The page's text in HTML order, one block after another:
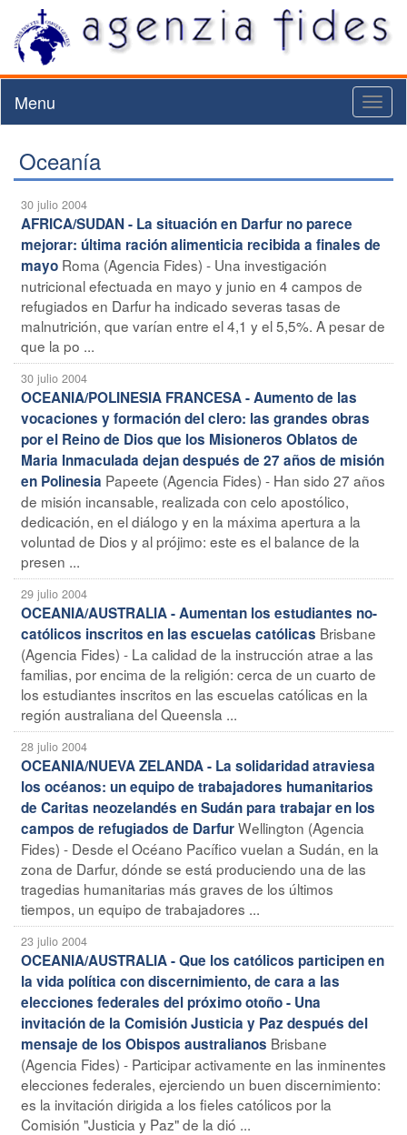
Menu
Oceanía
30 julio 2004
AFRICA/SUDAN - La situación en Darfur no parece
mejorar: última ración alimenticia recibida a finales de
mayo Roma (Agencia Fides) - Una investigación
nutricional efectuada en mayo y junio en 4 campos de
refugiados en Darfur ha indicado severas tasas de
malnutrición, que varían entre el 4,1 y el 5,5%. A pesar de
que la po ...
30 julio 2004
OCEANIA/POLINESIA FRANCESA - Aumento de las
vocaciones y formación del clero: las grandes obras
por el Reino de Dios que los Misioneros Oblatos de
Maria Inmaculada dejan después de 27 años de misión
en Polinesia Papeete (Agencia Fides) - Han sido 27 años
de misión incansable, realizada con celo apostólico,
dedicación, en el diálogo y en la máxima apertura a la
voluntad de Dios y al prójimo: este es el balance de la
presen ...
29 julio 2004
OCEANIA/AUSTRALIA - Aumentan los estudiantes no-
católicos inscritos en las escuelas católicas Brisbane
(Agencia Fides) - La calidad de la instrucción atrae a las
familias, por encima de la religión: cerca de un cuarto de
los estudiantes inscritos en las escuelas católicas en la
región australiana del Queensla ...
28 julio 2004
OCEANIA/NUEVA ZELANDA - La solidaridad atraviesa
los océanos: un equipo de trabajadores humanitarios
de Caritas neozelandés en Sudán para trabajar en los
campos de refugiados de DarfurWellington (Agencia
Fides) - Desde el Océano Pacífico vuelan a Sudán, en la
zona de Darfur, dónde se está produciendo una de las
tragedias humanitarias más graves de los últimos
tiempos, un equipo de trabajadores ...
23 julio 2004
OCEANIA/AUSTRALIA - Que los católicos participen en
la vida política con discernimiento, de cara a las
elecciones federales del próximo otoño - Una
invitación de la Comisión Justicia y Paz después del
mensaje de los Obispos australianos Brisbane
(Agencia Fides) - Participar activamente en las inminentes
elecciones federales, ejerciendo un buen discernimiento:
es la invitación dirigida a los fieles católicos por la
Comisión "Justicia y Paz" de la dió ...